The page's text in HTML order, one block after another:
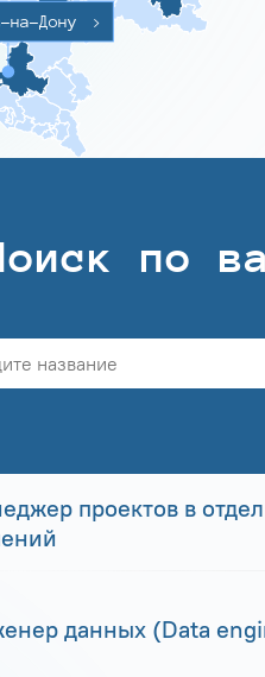
на-Дону >
по
проектов в
данных (Data